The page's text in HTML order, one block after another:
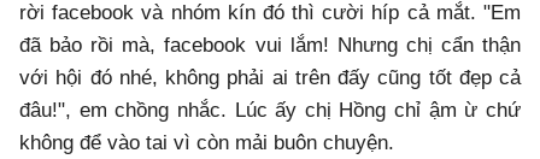
rời facebook và nhóm kín đó thì cười híp cả mắt. "Em
đã bảo rồi mà, facebook vui lắm! Nhưng chị cẩn thận
với hội đó nhé, không phải ai trên đấy cũng tốt đẹp cả
đâu!", em chồng nhắc. Lúc ấy chị Hồng chỉ ậm ừ chứ
không để vào tai vì còn mải buôn chuyện.